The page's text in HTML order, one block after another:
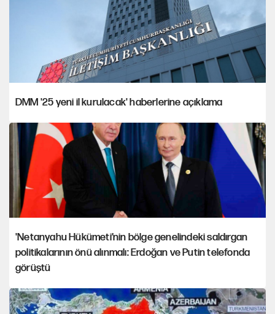
DMM '25 yeni il kurulacak' haberlerine açıklama
'Netanyahu Hükümeti’nin bölge genelindeki saldırgan
politikalarının önü alınmalı: Erdoğan ve Putin telefonda
görüştü